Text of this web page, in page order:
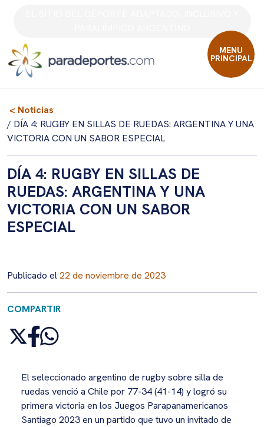
MENU
PRINCIPAL
< Noticias
/ DÍA 4: RUGBY EN SILLAS DE RUEDAS: ARGENTINA Y UNA
VICTORIA CON UN SABOR ESPECIAL
DÍA 4: RUGBY EN SILLAS DE
RUEDAS: ARGENTINA Y UNA
VICTORIA CON UN SABOR
ESPECIAL
Publicado el22 de noviembre de 2023
COMPARTIR
El seleccionado argentino de rugby sobre silla de
ruedas venció a Chile por 77-34 (41-14) y logró su
primera victoria en los Juegos Parapanamericanos
Santiago 2023 en un partido que tuvo un invitado de